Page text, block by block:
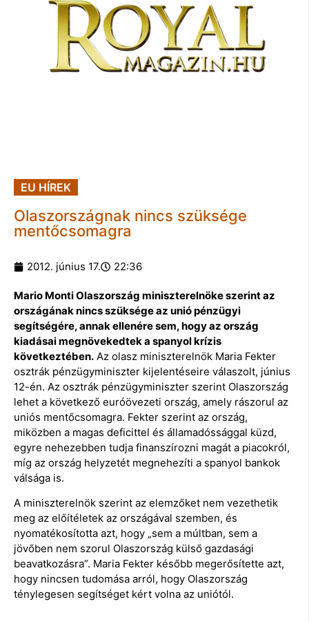
EU HÍREK
Olaszországnak nincs szüksége
mentőcsomagra
2012. június 17. 22:36
Mario Monti Olaszország miniszterelnöke szerint az
országának nincs szüksége az unió pénzügyi
segítségére, annak ellenére sem, hogy az ország
kiadásai megnövekedtek a spanyol krízis
következtében. Az olasz miniszterelnök Maria Fekter
osztrák pénzügyminiszter kijelentéseire válaszolt, június
12-én. Az osztrák pénzügyminiszter szerint Olaszország
lehet a következő euróövezeti ország, amely rászorul az
uniós mentőcsomagra. Fekter szerint az ország,
miközben a magas deficittel és államadóssággal küzd,
egyre nehezebben tudja finanszírozni magát a piacokról,
míg az ország helyzetét megnehezíti a spanyol bankok
válsága is.
A miniszterelnök szerint az elemzőket nem vezethetik
meg az előítéletek az országával szemben, és
nyomatékosította azt, hogy „sem a múltban, sem a
jövőben nem szorul Olaszország külső gazdasági
beavatkozásra”. Maria Fekter később megerősítette azt,
hogy nincsen tudomása arról, hogy Olaszország
ténylegesen segítséget kért volna az uniótól.